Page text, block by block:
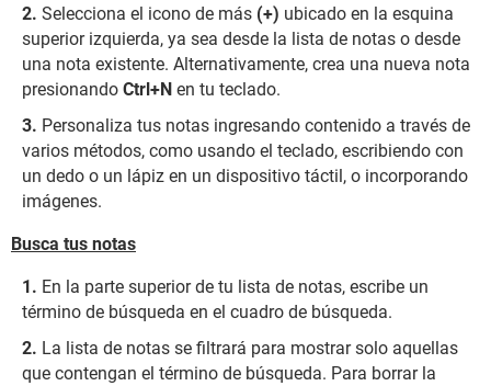
Selecciona el icono de más (+) ubicado en la esquina
superior izquierda, ya sea desde la lista de notas o desde
una nota existente. Alternativamente, crea una nueva nota
presionando Ctrl+N en tu teclado.
Personaliza tus notas ingresando contenido a través de
varios métodos, como usando el teclado, escribiendo con
un dedo o un lápiz en un dispositivo táctil, o incorporando
imágenes.
Busca tus notas
En la parte superior de tu lista de notas, escribe un
término de búsqueda en el cuadro de búsqueda.
La lista de notas se filtrará para mostrar solo aquellas
que contengan el término de búsqueda. Para borrar la